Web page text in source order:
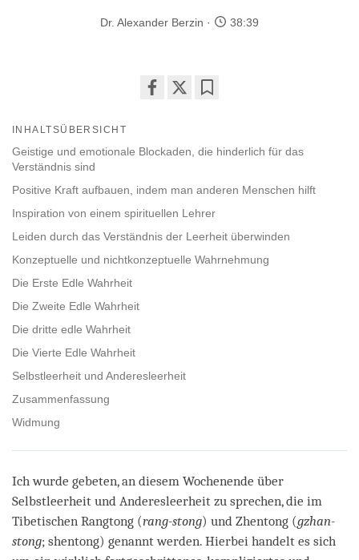
Dr. Alexander Berzin 38:39
facebook
INHALTSÜBERSICHT
Geistige und emotionale Blockaden, die hinderlich für das
Verständnis sind
Positive Kraft aufbauen, indem man anderen Menschen hilft
Inspiration von einem spirituellen Lehrer
Leiden durch das Verständnis der Leerheit überwinden
Konzeptuelle und nichtkonzeptuelle Wahrnehmung
Die Erste Edle Wahrheit
Die Zweite Edle Wahrheit
Die dritte edle Wahrheit
Die Vierte Edle Wahrheit
Selbstleerheit und Anderesleerheit
Zusammenfassung
Widmung
Ich wurde gebeten, an diesem Wochenende über
Selbstleerheit und Anderesleerheit zu sprechen, die im
Tibetischen Rangtong (rang-stong) und Zhentong (gzhan-
stong; shentong) genannt werden. Hierbei handelt es sich